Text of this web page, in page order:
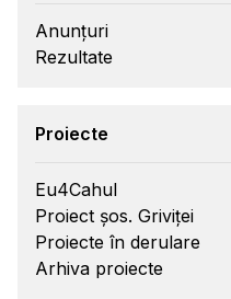
Anunțuri
Rezultate
Proiecte
Eu4Cahul
Proiect șos. Griviței
Proiecte în derulare
Arhiva proiecte